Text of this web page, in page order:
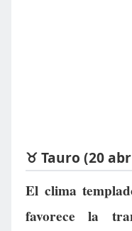
♉ Tauro (20
El clima
favorece la